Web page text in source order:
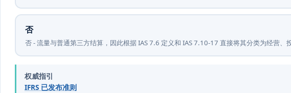
否
否 - 流量与普通第三方结算，因此根据 IAS 7.6 定义和 IAS 7.10-17 直接将其分类为经营、
权威指引
IFRS 已发布准则